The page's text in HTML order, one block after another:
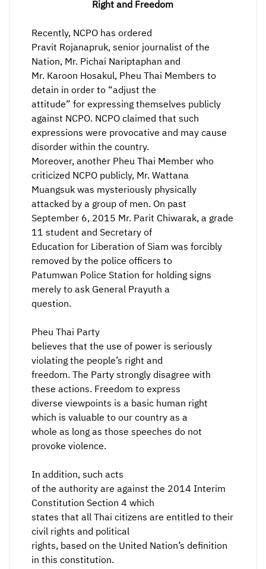
Right and Freedom
Recently, NCPO has ordered
Pravit Rojanapruk, senior journalist of the
Nation, Mr. Pichai Nariptaphan and
Mr. Karoon Hosakul, Pheu Thai Members to
detain in order to “adjust the
attitude” for expressing themselves publicly
against NCPO. NCPO claimed that such
expressions were provocative and may cause
disorder within the country.
Moreover, another Pheu Thai Member who
criticized NCPO publicly, Mr. Wattana
Muangsuk was mysteriously physically
attacked by a group of men. On past
September 6, 2015 Mr. Parit Chiwarak, a grade
11 student and Secretary of
Education for Liberation of Siam was forcibly
removed by the police officers to
Patumwan Police Station for holding signs
merely to ask General Prayuth a
question.
Pheu Thai Party
believes that the use of power is seriously
violating the people’s right and
freedom. The Party strongly disagree with
these actions. Freedom to express
diverse viewpoints is a basic human right
which is valuable to our country as a
whole as long as those speeches do not
provoke violence.
In addition, such acts
of the authority are against the 2014 Interim
Constitution Section 4 which
states that all Thai citizens are entitled to their
civil rights and political
rights, based on the United Nation’s definition
in this constitution.